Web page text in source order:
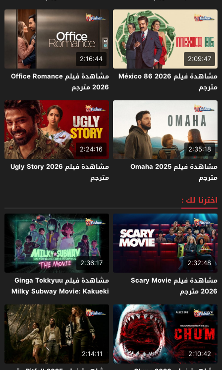
2:09:47
مشاهدة فيلم México 86 2026
مترجم
2:16:44
مشاهدة فيلم Office Romance
2026 مترجم
2:35:18
مشاهدة فيلم Omaha 2025
مترجم
2:24:16
مشاهدة فيلم Ugly Story 2026
مترجم
اخترنا لك :
2:32:48
مشاهدة فيلم Scary Movie
2026 مترجم
2:36:17
مشاهدة فيلم Ginga Tokkyuu
Milky Subway Movie: Kakueki
Teisha Gekijou Yuki 2026 مترجم
2:10:42
2:14:11